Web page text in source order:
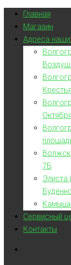
Главная
Магазин
Адреса
7Б
Элиста
Сервисный
Контакты